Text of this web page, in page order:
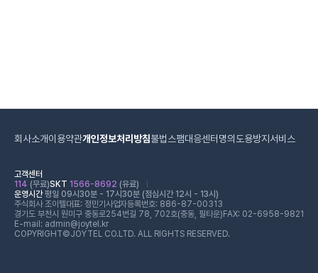
회사소개이용약관개인정보처리방침불법스팸대응센터 명의도용방지서비스
고객센터
114 (무료)SKT 1566-8692 (유료)
운영시간평일 09시30분 - 17시30분 (점심시간 12시 - 13시)
주식회사 조이텔대표: 정민기 사업자등록번호: 886-87-00313
경기도 부천시 원미구 중동로254번길 78, 702호(중동, 필타운) FAX: 02-6958-9821
E-mail: admin@joytel.kr
COPYRIGHT©JOYTEL CO.LTD. ALL RIGHTS RESERVED.